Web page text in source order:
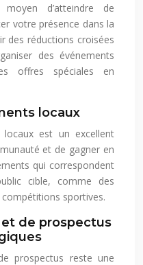
d’atteindre de
votre présence dans la
des réductions croisées
des événements
offres spéciales en
locaux
locaux est un excellent
et de gagner en
qui correspondent
cible, comme des
sportives.
de prospectus
prospectus reste une